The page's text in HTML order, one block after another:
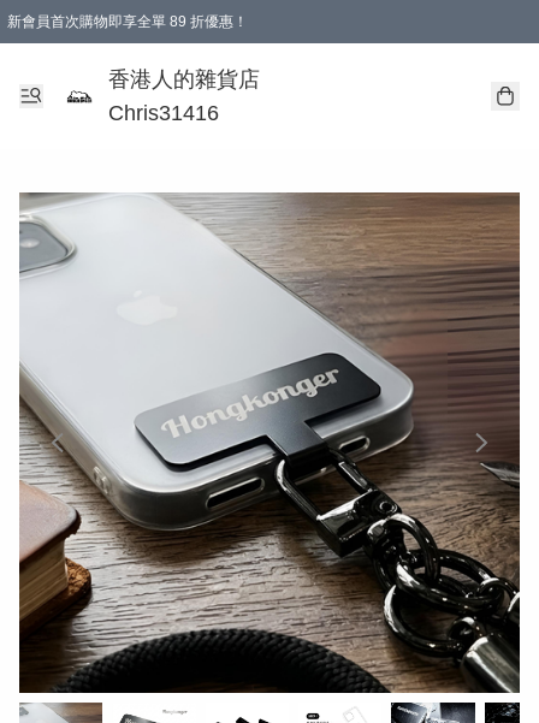
新會員首次購物即享全單 89 折優惠！
購物滿 HKD 499.00即享免運費優惠！（適用於 本地送貨、本地取貨 )
【滿 $300 專屬驚喜：無聲信物（最後一批）】
香港人的雜貨店
Chris31416